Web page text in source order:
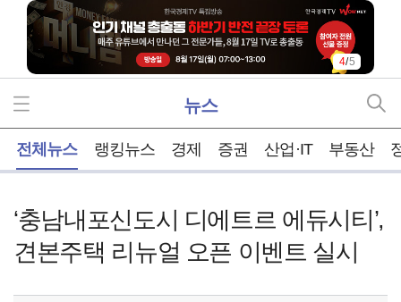
5/5
뉴스
전체뉴스 랭킹뉴스 경제 증권 산업·IT 부동산
‘충남내포신도시 디에트르 에듀시티’,
견본주택 리뉴얼 오픈 이벤트 실시